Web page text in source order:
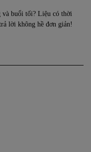
và buổi tối? Liệu có thời
lời không hề đơn giản!